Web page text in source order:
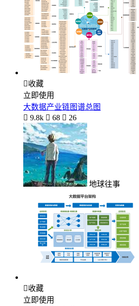
收藏
立即使用
大数据产业链图谱总图
 9.8k  68  26
地球往事
收藏
立即使用